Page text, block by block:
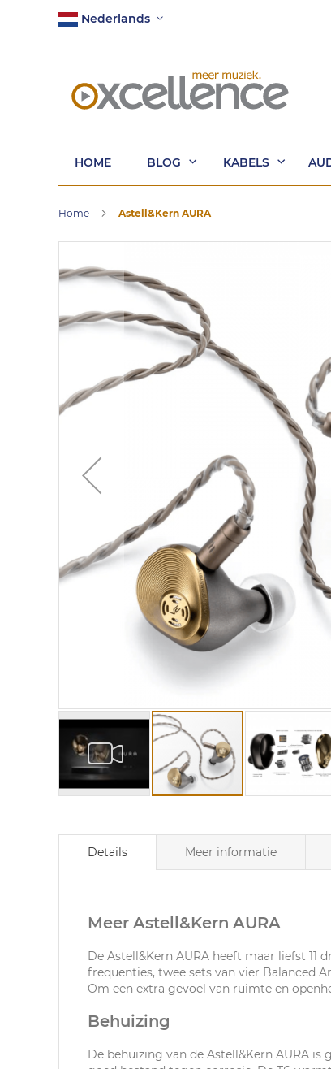
naarNederlands
HOME BLOG KABELS
Home Astell&Kern AURA
naar
het
van
de
het
begin
gallerij
Details
Meer Astell&Kern AURA
De Astell&Kern AURA heeft maar liefst
frequenties, twee sets van vier Balanced
Om een extra gevoel van ruimte en
Behuizing
De behuizing van de Astell&Kern AURA
Meer informatie